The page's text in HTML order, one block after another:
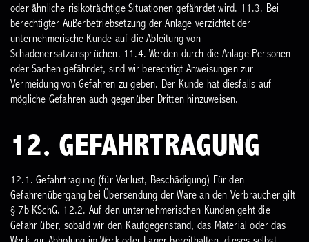
oder ähnliche risikoträchtige Situationen gefährdet wird. 11.3. Bei
berechtigter Außerbetriebsetzung der Anlage verzichtet der
unternehmerische Kunde auf die Ableitung von
Schadenersatzansprüchen. 11.4. Werden durch die Anlage Personen
oder Sachen gefährdet, sind wir berechtigt Anweisungen zur
Vermeidung von Gefahren zu geben. Der Kunde hat diesfalls auf
mögliche Gefahren auch gegenüber Dritten hinzuweisen.
12. GEFAHRTRAGUNG
12.1. Gefahrtragung (für Verlust, Beschädigung) Für den
Gefahrenübergang bei Übersendung der Ware an den Verbraucher gilt
§ 7b KSchG. 12.2. Auf den unternehmerischen Kunden geht die
Gefahr über, sobald wir den Kaufgegenstand, das Material oder das